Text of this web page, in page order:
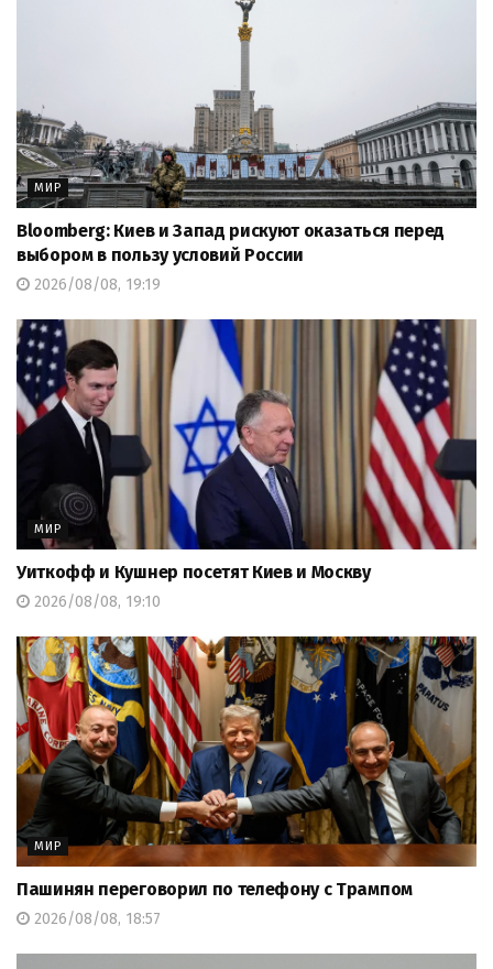
МИР
Bloomberg: Киев и Запад рискуют оказаться перед
выбором в пользу условий России
2026/08/08, 19:19
МИР
Уиткофф и Кушнер посетят Киев и Москву
2026/08/08, 19:10
МИР
Пашинян переговорил по телефону с Трампом
2026/08/08, 18:57